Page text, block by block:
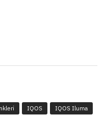
IQOS
IQOS Iluma